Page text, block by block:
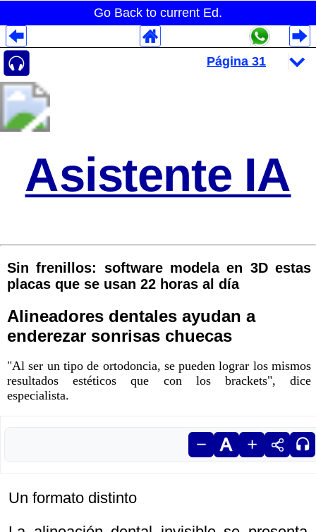
Go Back to current Ed.
Asistente IA
Sin frenillos: software modela en 3D estas
placas que se usan 22 horas al día
Alineadores dentales ayudan a
enderezar sonrisas chuecas
"Al ser un tipo de ortodoncia, se pueden lograr los mismos
resultados estéticos que con los brackets", dice
especialista.
Un formato distinto
Despliegues Analytics
Despliegues Totales
Despliegues por Rubros